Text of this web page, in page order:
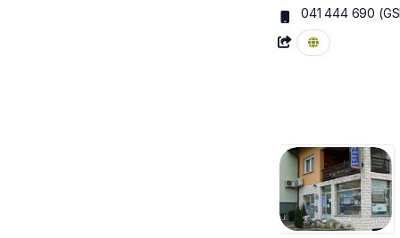
041 444 690